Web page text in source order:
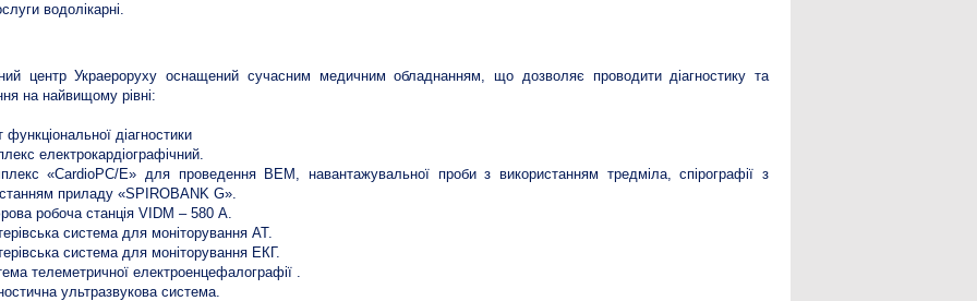
водолікарні.
центр Украероруху оснащений сучасним медичним обладнанням, що дозволяє проводити діагностику та
на найвищому рівні:
функціональної діагностики
електрокардіографічний.
«CardioPC/Е» для проведення ВЕМ, навантажувальної проби з використанням тредміла, спірографії з
приладу «SPIROBANK G».
робоча станція VIDM – 580 А.
система для моніторування AT.
система для моніторування ЕКГ.
телеметричної електроенцефалографії .
ультразвукова система.